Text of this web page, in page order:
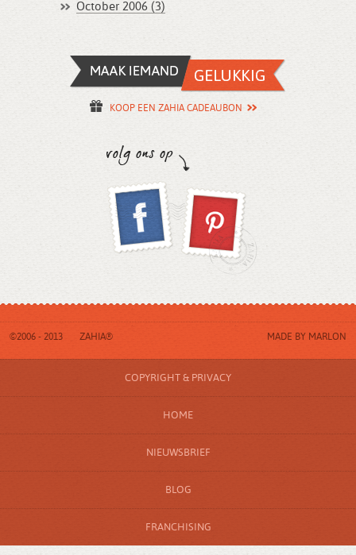
October 2006 (3)
KOOP EEN ZAHIA CADEAUBON
©2006 - 2013 ZAHIA® MADE BY MARLON
COPYRIGHT & PRIVACY
HOME
NIEUWSBRIEF
BLOG
FRANCHISING